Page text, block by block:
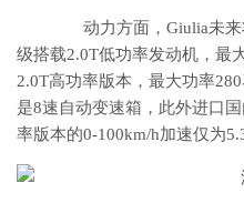
动力方面，Giulia未来
级搭载2.0T低功率发动机，最
2.0T高功率版本，最大功率
是8速自动变速箱，此外进口
率版本的0-100km/h加速仅为